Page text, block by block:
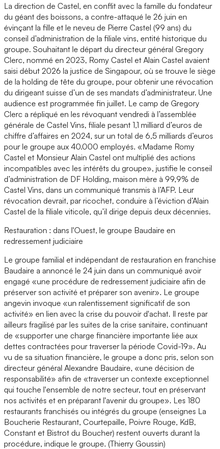
La direction de Castel, en conflit avec la famille du fondateur
du géant des boissons, a contre-attaqué le 26 juin en
évinçant la fille et le neveu de Pierre Castel (99 ans) du
conseil d’administration de la filiale vins, entité historique du
groupe. Souhaitant le départ du directeur général Gregory
Clerc, nommé en 2023, Romy Castel et Alain Castel avaient
saisi début 2026 la justice de Singapour, où se trouve le siège
de la holding de tête du groupe, pour obtenir une révocation
du dirigeant suisse d’un de ses mandats d’administrateur. Une
audience est programmée fin juillet. Le camp de Gregory
Clerc a répliqué en les révoquant vendredi à l’assemblée
générale de Castel Vins, filiale pesant 1,1 milliard d’euros de
chiffre d’affaires en 2024, sur un total de 6,5 milliards d’euros
pour le groupe aux 40.000 employés. «Madame Romy
Castel et Monsieur Alain Castel ont multiplié des actions
incompatibles avec les intérêts du groupe», justifie le conseil
d’administration de DF Holding, maison mère à 99,9% de
Castel Vins, dans un communiqué transmis à l’AFP. Leur
révocation devrait, par ricochet, conduire à l’éviction d’Alain
Castel de la filiale viticole, qu’il dirige depuis deux décennies.
Restauration : dans l'Ouest, le groupe Baudaire en
redressement judiciaire
Le groupe familial et indépendant de restauration en franchise
Baudaire a annoncé le 24 juin dans un communiqué avoir
engagé «une procédure de redressement judiciaire afin de
préserver son activité et préparer son avenir». Le groupe
angevin invoque «un ralentissement significatif de son
activité» en lien avec la crise du pouvoir d'achat. Il reste par
ailleurs fragilisé par les suites de la crise sanitaire, continuant
de «supporter une charge financière importante liée aux
dettes contractées pour traverser la période Covid-19». Au
vu de sa situation financière, le groupe a donc pris, selon son
directeur général Alexandre Baudaire, «une décision de
responsabilité» afin de «traverser un contexte exceptionnel
qui touche l'ensemble de notre secteur, tout en préservant
nos activités et en préparant l'avenir du groupe». Les 180
restaurants franchisés ou intégrés du groupe (enseignes La
Boucherie Restaurant, Courtepaille, Poivre Rouge, KdB,
Constant et Bistrot du Boucher) restent ouverts durant la
procédure, indique le groupe. (Thierry Goussin)